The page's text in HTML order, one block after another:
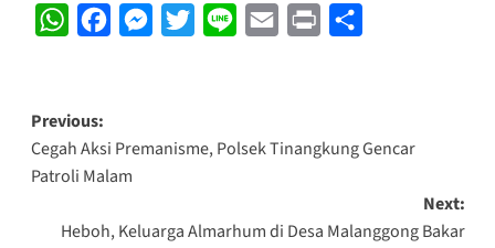
WhatsAppFacebookMessenger
Twitter Line Email Print
Post
navigation
Previous:
Cegah Aksi Premanisme, Polsek Tinangkung Gencar
Patroli Malam
Next:
Heboh, Keluarga Almarhum di Desa Malanggong Bakar